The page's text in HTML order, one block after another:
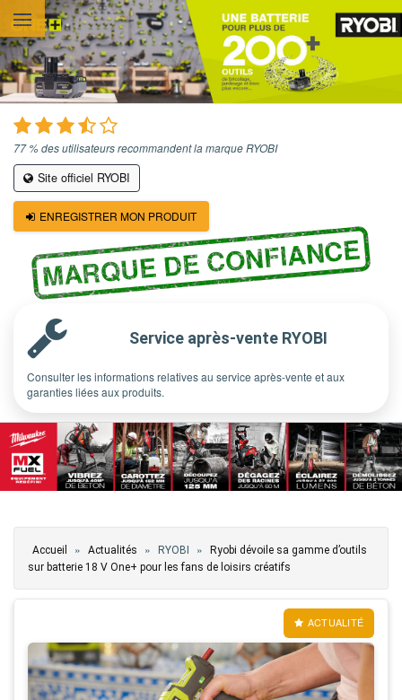
Aller au contenu principal
77 % des utilisateurs recommandent la marque RYOBI
Site officiel RYOBI
ENREGISTRER MON PRODUIT
MARQUE DE CONFIANCE
Service après-vente RYOBI
Consulter les informations relatives au service après-vente et aux
garanties liées aux produits.
Vous êtes ici
Accueil » Actualités » RYOBI »
Ryobi dévoile sa gamme d’outils
sur batterie 18 V One+ pour les fans de loisirs créatifs
ACTUALITÉ